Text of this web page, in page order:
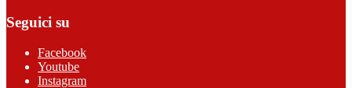
Seguici su
Facebook
Youtube
Instagram